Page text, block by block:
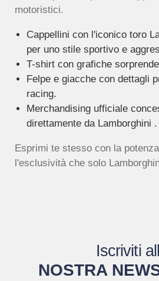
motoristici.
Cappellini con l'iconico toro
per uno stile sportivo e
T-shirt con grafiche
Felpe e giacche con dettagli
racing.
Merchandising ufficiale
direttamente da Lamborghini .
Esprimi te stesso con la
l'esclusività che solo
Iscriviti
NOSTRA